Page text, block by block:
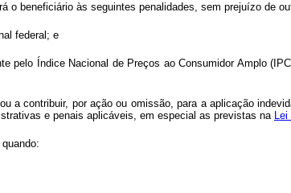
o beneficiário às seguintes penalidades, sem prejuízo de
federal; e
pelo Índice Nacional de Preços ao Consumidor Amplo
contribuir, por ação ou omissão, para a aplicação
e penais aplicáveis, em especial as previstas na